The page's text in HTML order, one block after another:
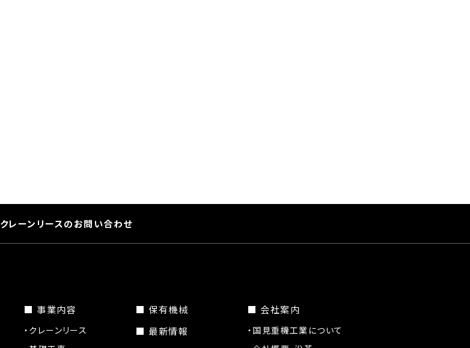
クレーンリースのお問い合わせ
■ 事業内容
・クレーンリース
■ 保有機械
■ 最新情報
■ 会社案内
・国見重機工業について